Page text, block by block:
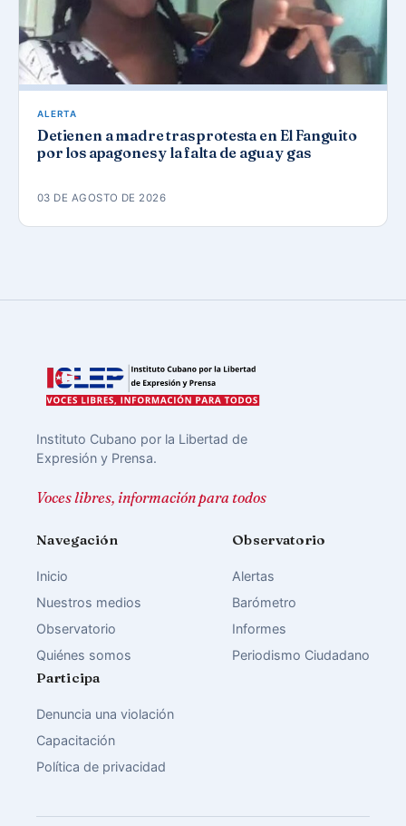
ALERTA
Detienen a madre tras protesta en El Fanguito
por los apagones y la falta de agua y gas
03 DE AGOSTO DE 2026
Instituto Cubano por la Libertad de
Expresión y Prensa.
Voces libres, información para todos
Navegación
Inicio
Nuestros medios
Observatorio
Quiénes somos
Observatorio
Alertas
Barómetro
Informes
Periodismo Ciudadano
Participa
Denuncia una violación
Capacitación
Política de privacidad